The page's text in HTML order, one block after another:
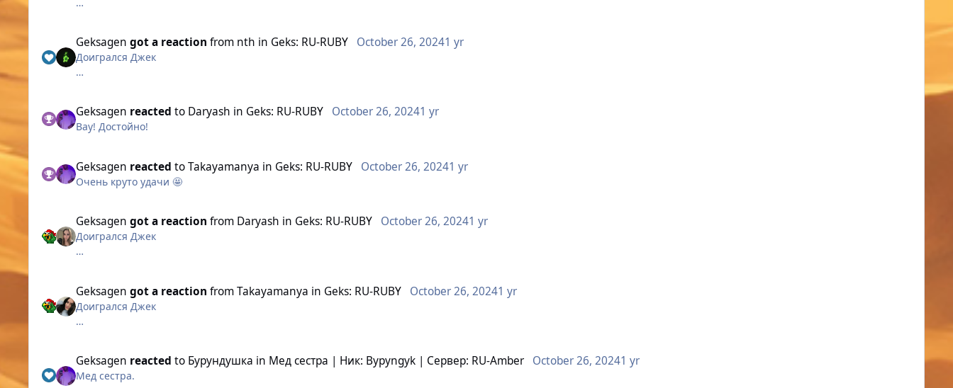
Geksagen got a reaction from nth in Geks: RU-RUBY October 26, 20241 yr
Доигрался Джек
Geksagen reacted to Daryash in Geks: RU-RUBY October 26, 20241 yr
Вау! Достойно!
Geksagen reacted toTakayamanya in Geks: RU-RUBY October 26, 20241 yr
Очень круто удачи 🤩
Geksagen got a reaction from Daryash in Geks: RU-RUBY October 26, 20241 yr
Доигрался Джек
Geksagen got a reaction fromTakayamanya in Geks: RU-RUBY October 26, 20241 yr
Доигрался Джек
Geksagen reacted to Бурундушка in Мед сестра | Ник: Bypyngyk | Сервер: RU-Amber October 26, 20241 yr
Мед сестра.